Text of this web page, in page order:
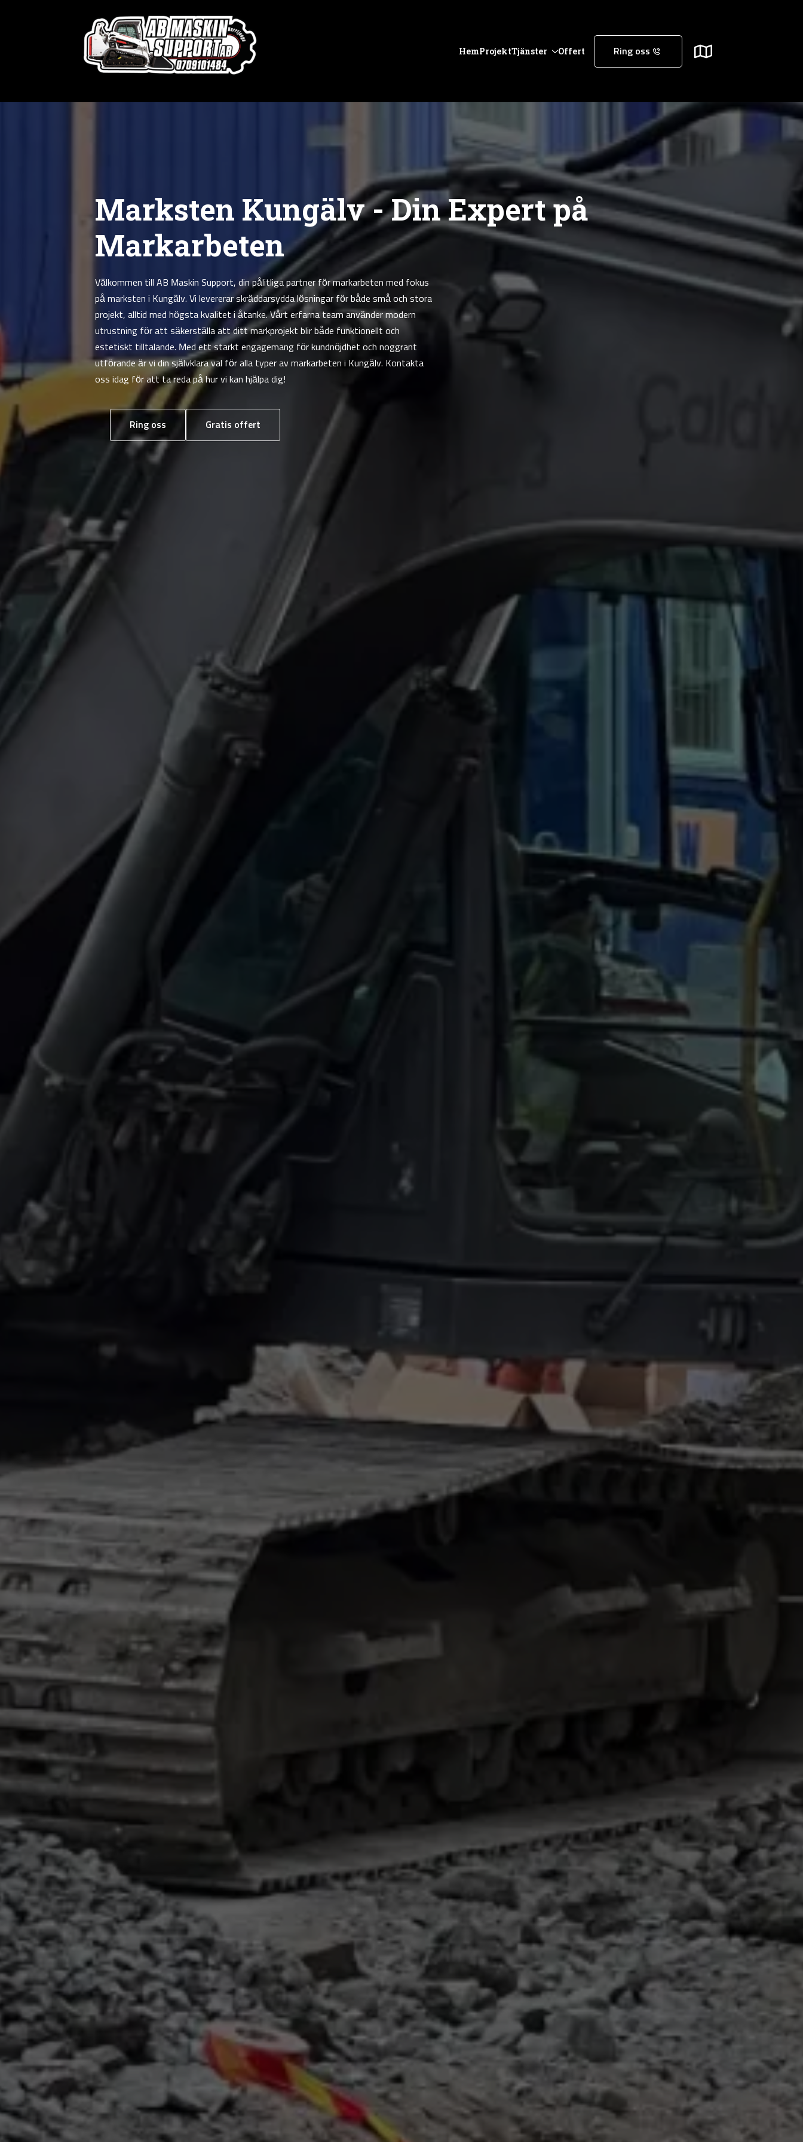
HemProjektTjänster Offert Ring oss
Marksten Kungälv - Din Expert på
Markarbeten
Välkommen till AB Maskin Support, din pålitliga partner för markarbeten med fokus
på marksten i Kungälv. Vi levererar skräddarsydda lösningar för både små och stora
projekt, alltid med högsta kvalitet i åtanke. Vårt erfarna team använder modern
utrustning för att säkerställa att ditt markprojekt blir både funktionellt och
estetiskt tilltalande. Med ett starkt engagemang för kundnöjdhet och noggrant
utförande är vi din självklara val för alla typer av markarbeten i Kungälv. Kontakta
oss idag för att ta reda på hur vi kan hjälpa dig!
Ring oss Gratis offert